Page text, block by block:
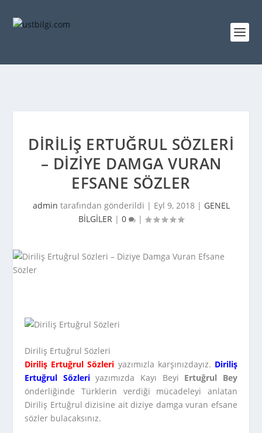
DIRILIŞ ERTUĞRUL SÖZLERI
– DIZIYE DAMGA VURAN
EFSANE SÖZLER
admin tarafından gönderildi | Eyl 9, 2018| GENEL
BİLGİLER | 0 |
Diriliş Ertuğrul Sözleri
Diriliş Ertuğrul Sözleri yazımızla karşınızdayız. Diriliş
Ertuğrul Sözleriyazımızda Kayı Beyi Ertuğrul Bey
önderliğinde Türklerin verdiği mücadeleyi anlatan
Diriliş Ertuğrul dizisine ait diziye damga vuran efsane
sözler bulacaksınız.